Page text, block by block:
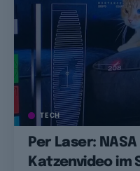
TECH
Per Laser:
Katzenvideo im